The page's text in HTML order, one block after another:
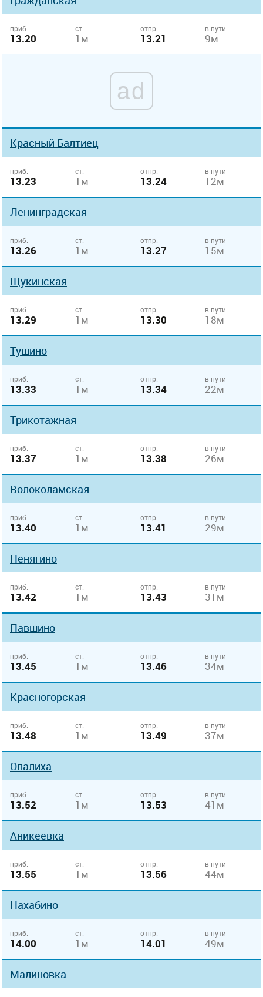
приб.
13.20
ст.
1м
отпр.
13.21
в пути
9м
ad
Красный Балтиец
приб.
13.23
ст.
1м
отпр.
13.24
в пути
12м
Ленинградская
приб.
13.26
ст.
1м
отпр.
13.27
в пути
15м
Щукинская
приб.
13.29
ст.
1м
отпр.
13.30
в пути
18м
Тушино
приб.
13.33
ст.
1м
отпр.
13.34
в пути
22м
Трикотажная
приб.
13.37
ст.
1м
отпр.
13.38
в пути
26м
Волоколамская
приб.
13.40
ст.
1м
отпр.
13.41
в пути
29м
Пенягино
приб.
13.42
ст.
1м
отпр.
13.43
в пути
31м
Павшино
приб.
13.45
ст.
1м
отпр.
13.46
в пути
34м
Красногорская
приб.
13.48
ст.
1м
отпр.
13.49
в пути
37м
Опалиха
приб.
13.52
ст.
1м
отпр.
13.53
в пути
41м
Аникеевка
приб.
13.55
ст.
1м
отпр.
13.56
в пути
44м
Нахабино
приб.
14.00
ст.
1м
отпр.
14.01
в пути
49м
Малиновка